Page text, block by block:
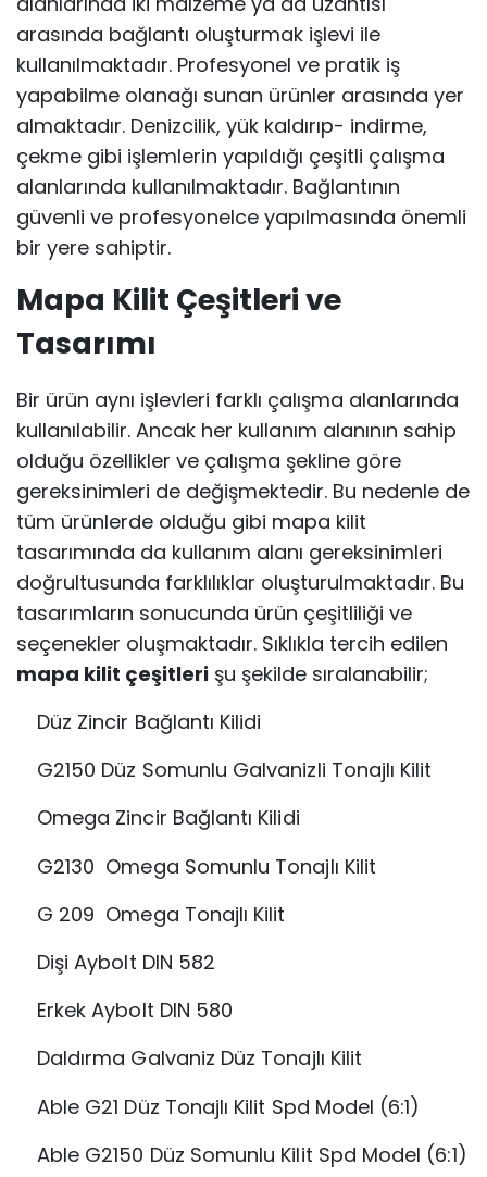
arasında bağlantı oluşturmak işlevi ile
kullanılmaktadır. Profesyonel ve pratik iş
yapabilme olanağı sunan ürünler arasında yer
almaktadır. Denizcilik, yük kaldırıp- indirme,
çekme gibi işlemlerin yapıldığı çeşitli çalışma
alanlarında kullanılmaktadır. Bağlantının
güvenli ve profesyonelce yapılmasında önemli
bir yere sahiptir.
Mapa Kilit Çeşitleri ve
Tasarımı
Bir ürün aynı işlevleri farklı çalışma alanlarında
kullanılabilir. Ancak her kullanım alanının sahip
olduğu özellikler ve çalışma şekline göre
gereksinimleri de değişmektedir. Bu nedenle de
tüm ürünlerde olduğu gibi mapa kilit
tasarımında da kullanım alanı gereksinimleri
doğrultusunda farklılıklar oluşturulmaktadır. Bu
tasarımların sonucunda ürün çeşitliliği ve
seçenekler oluşmaktadır. Sıklıkla tercih edilen
mapa kilit çeşitleri şu şekilde sıralanabilir;
Düz Zincir Bağlantı Kilidi
G2150 Düz Somunlu Galvanizli Tonajlı Kilit
Omega Zincir Bağlantı Kilidi
G2130 Omega Somunlu Tonajlı Kilit
G 209 Omega Tonajlı Kilit
Dişi Aybolt DIN 582
Erkek Aybolt DIN 580
Daldırma Galvaniz Düz Tonajlı Kilit
Able G21 Düz Tonajlı Kilit Spd Model (6:1)
Able G2150 Düz Somunlu Kilit Spd Model (6:1)